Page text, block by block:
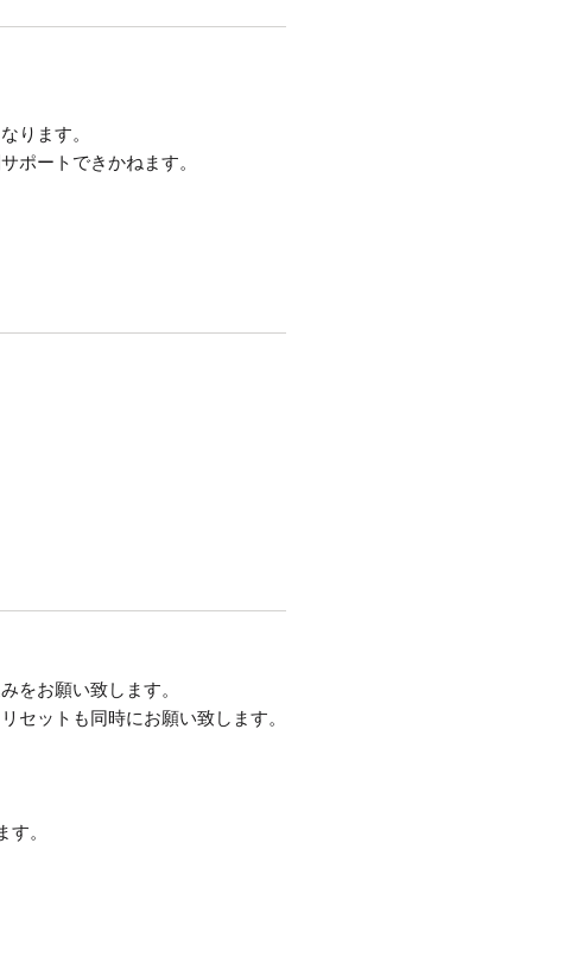
ります。
ポートできかねます。
をお願い致します。
セットも同時にお願い致します。
。